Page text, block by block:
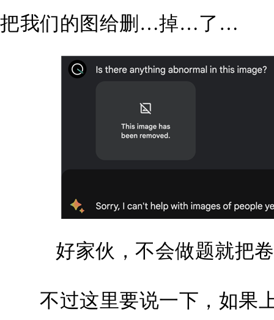
把我们的图给删…掉…了…
好家伙，不会做题就把
不过这里要说一下，如果上